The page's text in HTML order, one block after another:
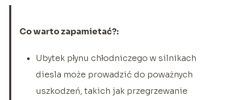
Co warto zapamietać?:
Ubytek płynu chłodniczego w silnikach
diesla może prowadzić do poważnych
uszkodzeń, takich jak przegrzewanie